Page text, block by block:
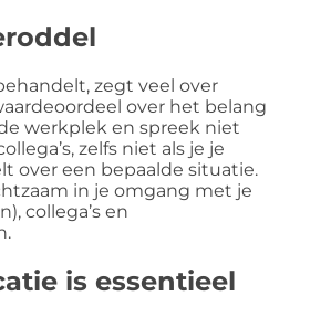
zegt veel over
over het belang
werkplek en spreek niet
zelfs niet als je je
over een bepaalde situatie.
in je omgang met je
collega’s en
is essentieel